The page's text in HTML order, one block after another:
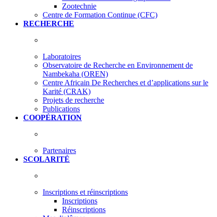
Zootechnie
Centre de Formation Continue (CFC)
RECHERCHE
Laboratoires
Observatoire de Recherche en Environnement de
Nambekaha (OREN)
Centre Africain De Recherches et d’applications sur le
Karité (CRAK)
Projets de recherche
Publications
COOPÉRATION
Partenaires
SCOLARITÉ
Inscriptions et réinscriptions
Inscriptions
Réinscriptions